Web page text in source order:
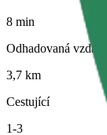
8 min
Odhadovaná
3,7 km
Cestující
1-3